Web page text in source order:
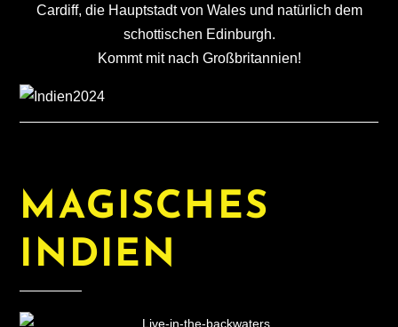
Cardiff, die Hauptstadt von Wales und natürlich dem
schottischen Edinburgh.
Kommt mit nach Großbritannien!
MAGISCHES
INDIEN